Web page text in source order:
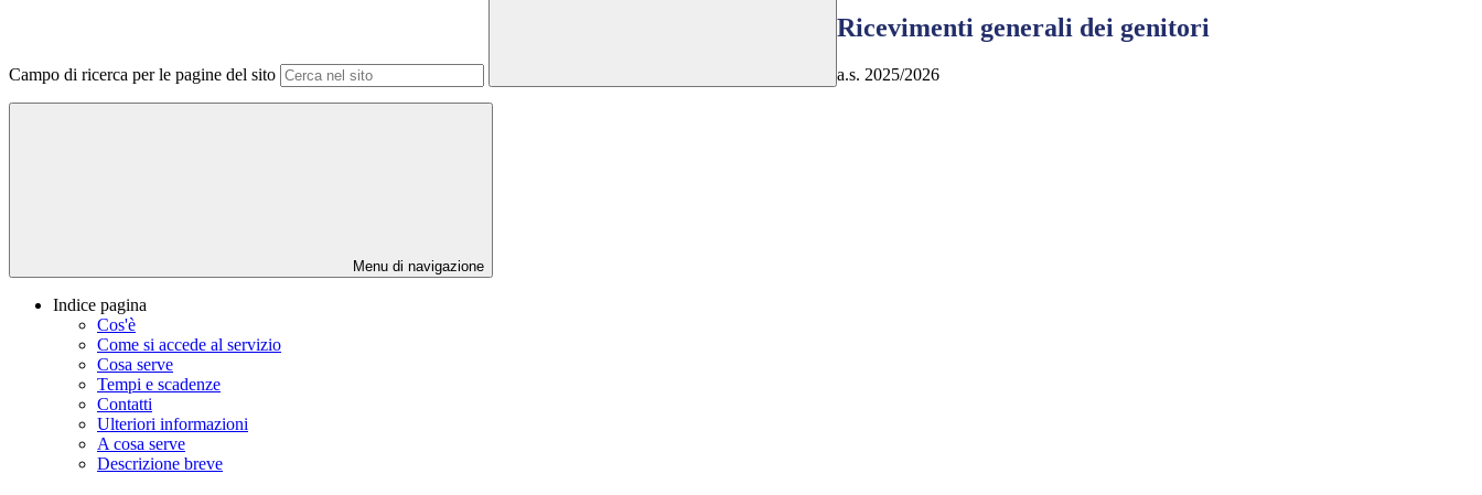
Campo di ricerca per le pagine del sito
Ricevimenti generali dei genitori
a.s. 2025/2026
Menu di navigazione
Indice pagina
Cos'è
Come si accede al servizio
Cosa serve
Tempi e scadenze
Contatti
Ulteriori informazioni
A cosa serve
Descrizione breve